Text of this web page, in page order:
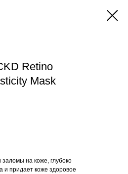
Retino
Mask
заломы на коже, глубоко
и придает коже здоровое